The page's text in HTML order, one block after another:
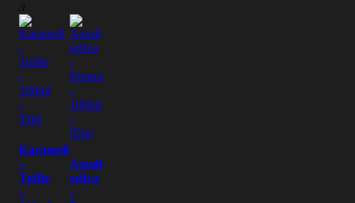
/l
Karamell
–
Toffie
–
Aszalt
szilva
–